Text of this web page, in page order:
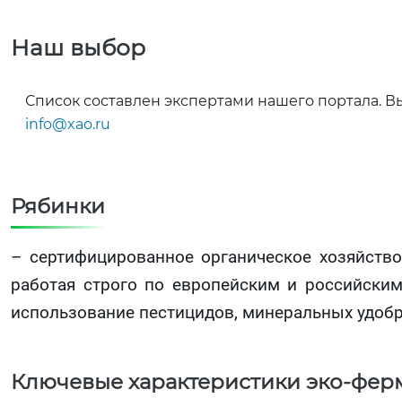
Наш выбор
Список составлен экспертами нашего портала.
info@xao.ru
Рябинки
– сертифицированное органическое
работая строго по европейским и
использование пестицидов, минеральных
Ключевые характеристики эко-